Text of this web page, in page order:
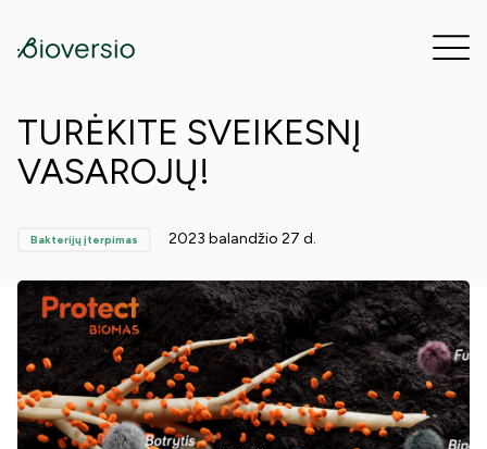
TURĖKITE SVEIKESNĮ
VASAROJŲ!
Bakterijų įterpimas 2023 balandžio 27 d.